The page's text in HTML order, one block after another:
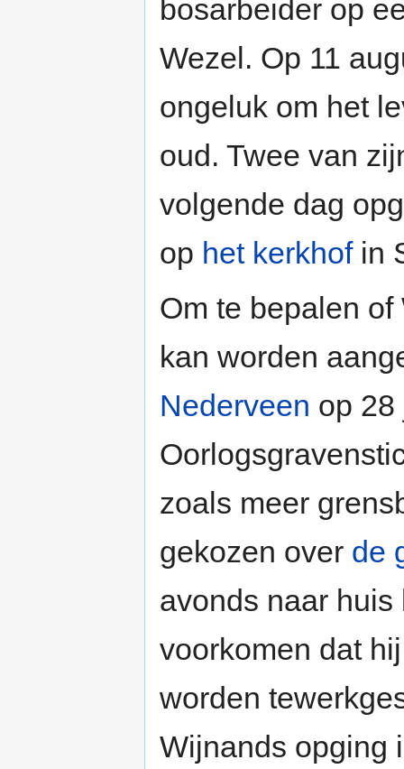
bosarbeider op
Wezel. Op 11
ongeluk om het
oud. Twee van
volgende dag
op het kerkhofin
Om te bepalen
kan worden
Nederveen op
zoals meer
gekozen over de
avonds naar
voorkomen dat
worden
Wijnands opging